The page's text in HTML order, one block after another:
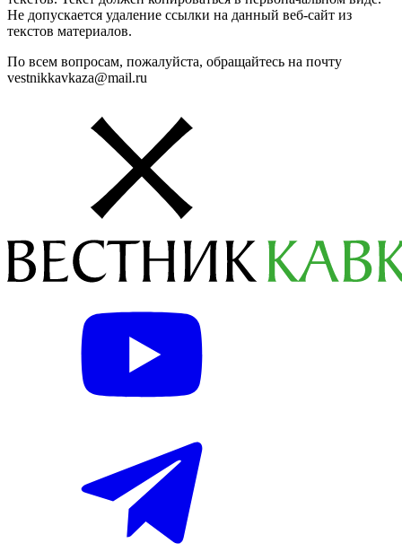
Не допускается удаление ссылки на данный веб-сайт из
текстов материалов.
По всем вопросам, пожалуйста, обращайтесь на почту
vestnikkavkaza@mail.ru